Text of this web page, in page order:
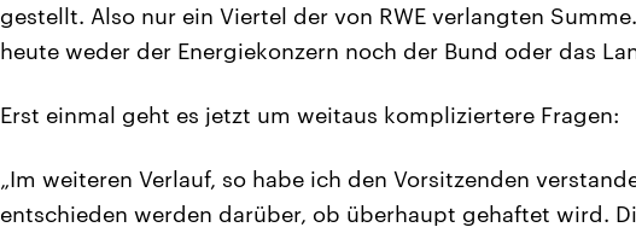
gestellt. Also nur ein Viertel der von RWE verlangten
heute weder der Energiekonzern noch der Bund oder das
Erst einmal geht es jetzt um weitaus kompliziertere Fragen:
„Im weiteren Verlauf, so habe ich den Vorsitzenden
entschieden werden darüber, ob überhaupt gehaftet wird.